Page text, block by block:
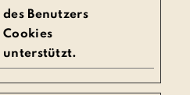
des Benutzers
Cookies
unterstützt.